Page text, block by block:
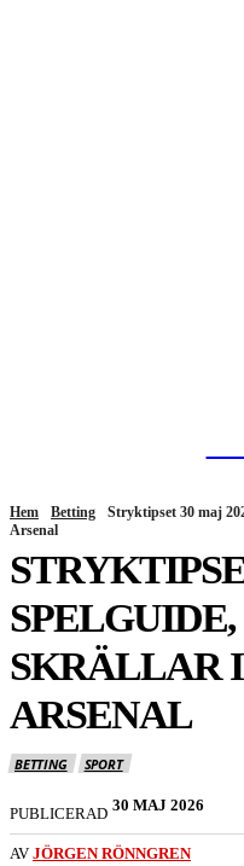
Hem Betting
Stryktipset 30 maj
Arsenal
SKRÄLLAR
ARSENAL
BETTING SPORT
PUBLICERAD 30 MAJ 2026
AV JÖRGEN RÖNNGREN